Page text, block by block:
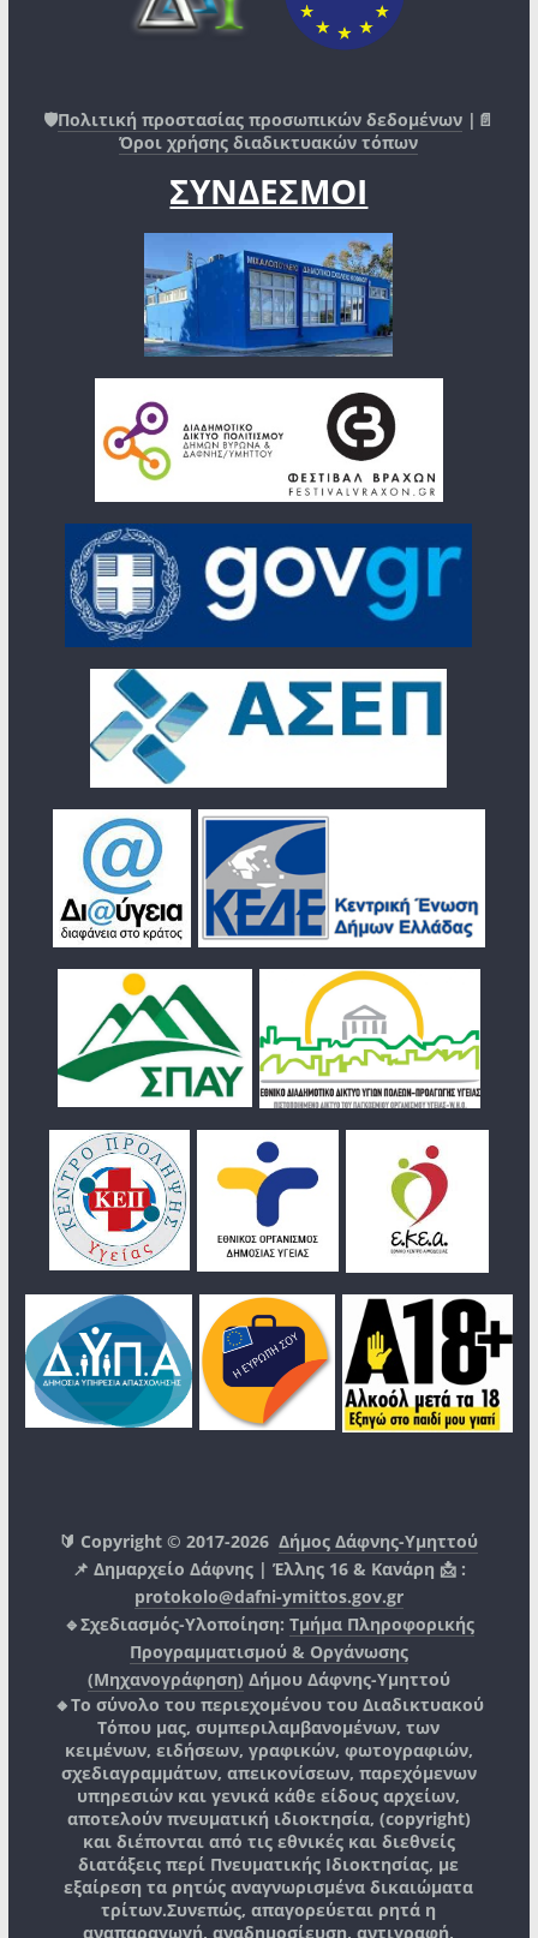
🛡️Πολιτική προστασίας προσωπικών δεδομένων |📄
Όροι χρήσης διαδικτυακών τόπων
ΣΥΝΔΕΣΜΟΙ
🔰 Copyright © 2017-2026Δήμος Δάφνης-Υμηττού
📌 Δημαρχείο Δάφνης | Έλλης 16 & Κανάρη 📩 :
protokolo@dafni-ymittos.gov.gr
🔹Σχεδιασμός-Υλοποίηση: Τμήμα Πληροφορικής
Προγραμματισμού & Οργάνωσης
(Μηχανογράφηση) Δήμου Δάφνης-Υμηττού
🔸Το σύνολο του περιεχομένου του Διαδικτυακού
Τόπου μας, συμπεριλαμβανομένων, των
κειμένων, ειδήσεων, γραφικών, φωτογραφιών,
σχεδιαγραμμάτων, απεικονίσεων, παρεχόμενων
υπηρεσιών και γενικά κάθε είδους αρχείων,
αποτελούν πνευματική ιδιοκτησία, (copyright)
και διέπονται από τις εθνικές και διεθνείς
διατάξεις περί Πνευματικής Ιδιοκτησίας, με
εξαίρεση τα ρητώς αναγνωρισμένα δικαιώματα
τρίτων.Συνεπώς, απαγορεύεται ρητά η
αναπαραγωγή, αναδημοσίευση, αντιγραφή,